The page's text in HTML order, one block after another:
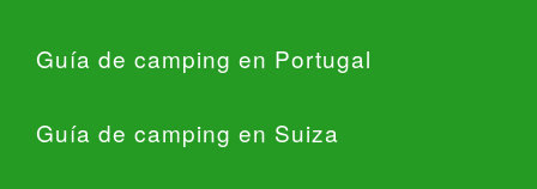
Guía de camping en Portugal
Guía de camping en Suiza